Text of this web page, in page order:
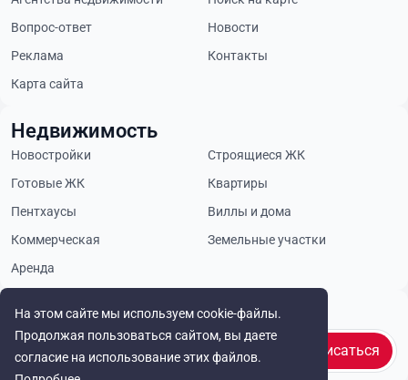
На этом сайте мы используем cookie-файлы.
Продолжая пользоваться сайтом, вы даете
согласие на использование этих файлов.
Будьте в курсе
Подписаться
Вопрос-ответ
Новости
Реклама
Контакты
Карта сайта
Недвижимость
Новостройки
Строящиеся ЖК
Готовые ЖК
Квартиры
Пентхаусы
Виллы и дома
Коммерческая
Земельные участки
Аренда